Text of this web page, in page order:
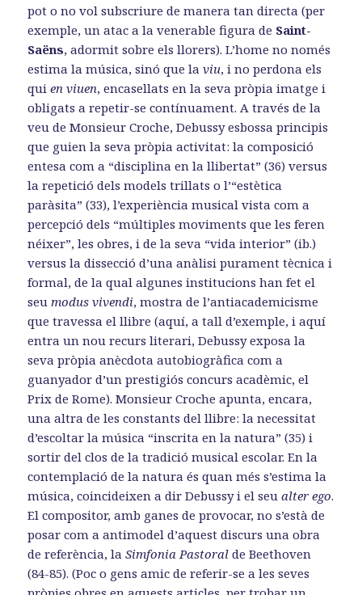
pot o no vol subscriure de manera tan directa (per
exemple, un atac a la venerable figura de Saint-
Saëns, adormit sobre els llorers). L’home no només
estima la música, sinó que laviu, i no perdona els
quien viuen, encasellats en la seva pròpia imatge i
obligats a repetir-se contínuament. A través de la
veu de Monsieur Croche, Debussy esbossa principis
que guien la seva pròpia activitat: la composició
entesa com a “disciplina en la llibertat” (36) versus
la repetició dels models trillats o l’“estètica
paràsita” (33), l’experiència musical vista com a
percepció dels “múltiples moviments que les feren
néixer”, les obres, i de la seva “vida interior” (ib.)
versus la dissecció d’una anàlisi purament tècnica i
formal, de la qual algunes institucions han fet el
seu modus vivendi, mostra de l’antiacademicisme
que travessa el llibre (aquí, a tall d’exemple, i aquí
entra un nou recurs literari, Debussy exposa la
seva pròpia anècdota autobiogràfica com a
guanyador d’un prestigiós concurs acadèmic, el
Prix de Rome). Monsieur Croche apunta, encara,
una altra de les constants del llibre: la necessitat
d’escoltar la música “inscrita en la natura” (35) i
sortir del clos de la tradició musical escolar. En la
contemplació de la natura és quan més s’estima la
música, coincideixen a dir Debussy i el seualter ego.
El compositor, amb ganes de provocar, no s’està de
posar com a antimodel d’aquest discurs una obra
de referència, laSimfonia Pastoral de Beethoven
(84-85). (Poc o gens amic de referir-se a les seves